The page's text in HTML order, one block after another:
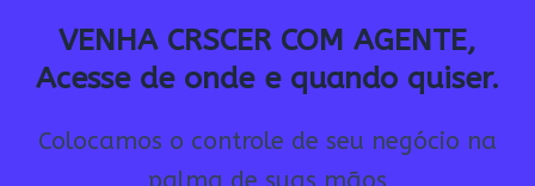
VENHA CRSCER COM AGENTE,
Acesse de onde e quando quiser.
Colocamos o controle de seu negócio na